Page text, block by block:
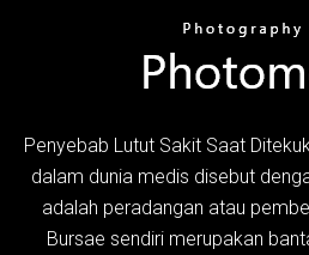
Penyebab Lutut Sakit Saat
dalam dunia medis disebut
adalah peradangan atau
Bursae sendiri merupakan